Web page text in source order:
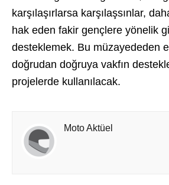
karşılaşırlarsa karşılaşsınlar,
hak eden fakir gençlere yönelik
desteklemek. Bu müzayededen
doğrudan doğruya vakfın
projelerde kullanılacak.
Moto Aktüel